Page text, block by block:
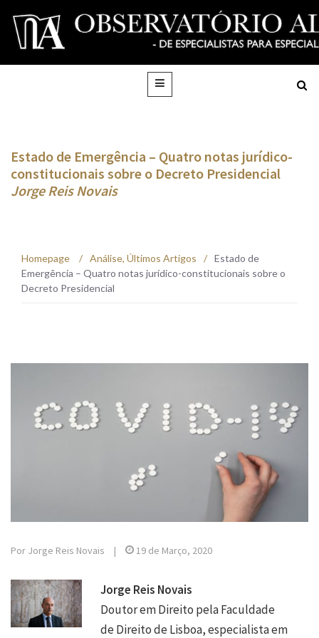
Estado de Emergência – Quatro notas jurídico-
constitucionais sobre o Decreto Presidencial
Jorge Reis Novais
Homepage / Análise, Últimos Artigos / Estado de
Emergência – Quatro notas jurídico-constitucionais sobre o
Decreto Presidencial
Por Jorge Reis Novais | 19 de Março, 2020
Jorge Reis Novais
Doutor em Direito pela Faculdade
de Direito de Lisboa, especialista em